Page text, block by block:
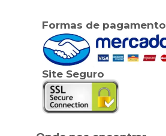
Formas de pagamento
Site Seguro